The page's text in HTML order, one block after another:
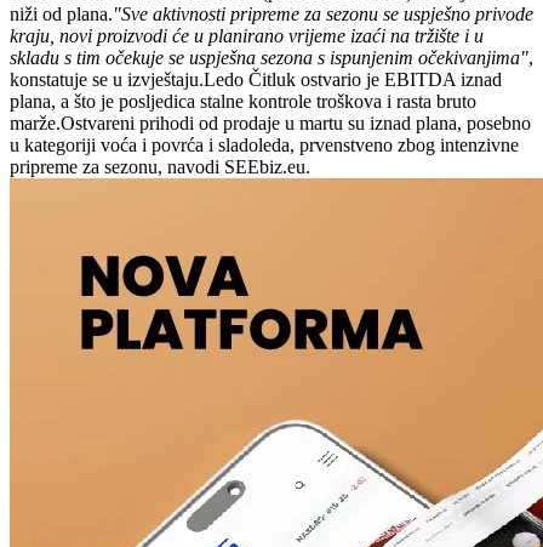
niži od plana."Sve aktivnosti pripreme za sezonu se uspješno privode
kraju, novi proizvodi će u planirano vrijeme izaći na tržište i u
skladu s tim očekuje se uspješna sezona s ispunjenim očekivanjima",
konstatuje se u izvještaju.Ledo Čitluk ostvario je EBITDA iznad
plana, a što je posljedica stalne kontrole troškova i rasta bruto
marže.Ostvareni prihodi od prodaje u martu su iznad plana, posebno
u kategoriji voća i povrća i sladoleda, prvenstveno zbog intenzivne
pripreme za sezonu, navodi SEEbiz.eu.